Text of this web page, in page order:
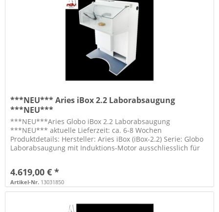
***NEU*** Aries iBox 2.2 Laborabsaugung
***NEU***
***NEU***Aries Globo iBox 2.2 Laborabsaugung
***NEU*** aktuelle Lieferzeit: ca. 6-8 Wochen
Produktdetails: Hersteller: Aries iBox (iBox-2.2) Serie: Globo
Laborabsaugung mit Induktions-Motor ausschliesslich für
4.619,00 € *
Artikel-Nr. 13031850